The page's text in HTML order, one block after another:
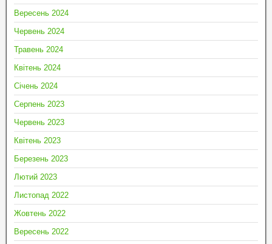
Вересень 2024
Червень 2024
Травень 2024
Квітень 2024
Січень 2024
Серпень 2023
Червень 2023
Квітень 2023
Березень 2023
Лютий 2023
Листопад 2022
Жовтень 2022
Вересень 2022